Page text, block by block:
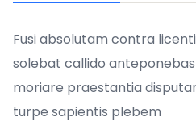
Fusi absolutam contra
solebat callido
moriare praestantia
turpe sapientis plebem